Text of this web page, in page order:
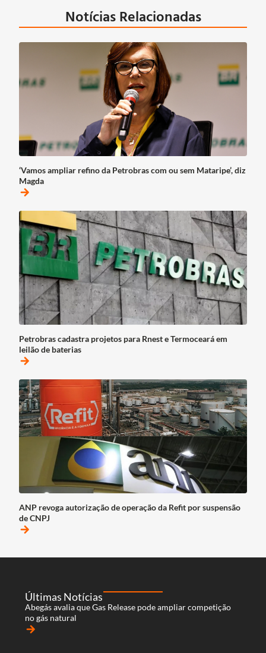
Notícias Relacionadas
‘Vamos ampliar refino da Petrobras com ou sem Mataripe’, diz
Magda
arrow_forward
Petrobras cadastra projetos para Rnest e Termoceará em
leilão de baterias
arrow_forward
ANP revoga autorização de operação da Refit por suspensão
de CNPJ
arrow_forward
Últimas Notícias
Abegás avalia que Gas Release pode ampliar competição
no gás natural
arrow_forward